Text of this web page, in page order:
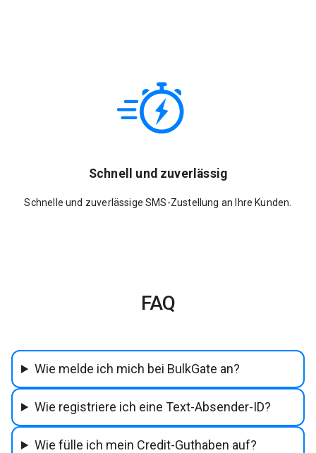
Schnell und zuverlässig
Schnelle und zuverlässige SMS-Zustellung an Ihre Kunden.
FAQ
Wie melde ich mich bei BulkGate an?
Wie registriere ich eine Text-Absender-ID?
Wie fülle ich mein Credit-Guthaben auf?